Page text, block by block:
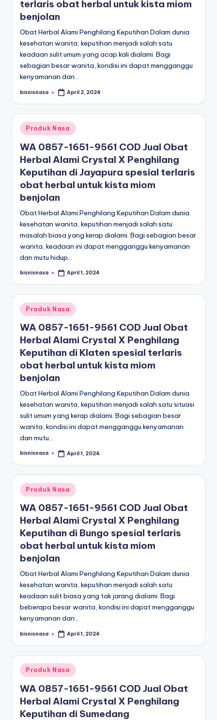
terlaris obat herbal untuk kista miom
benjolan
Obat Herbal Alami Penghilang Keputihan Dalam dunia
kesehatan wanita, keputihan menjadi salah satu
keadaan sulit umum yang acap kali dialami. Bagi
sebagian besar wanita, kondisi ini dapat mengganggu
kenyamanan dan…
Posted
bisnisnasa April 2, 2024
Posted
in
Produk Nasa
WA 0857-1651-9561 COD Jual Obat
Herbal Alami Crystal X Penghilang
Keputihan di Jayapura spesial terlaris
obat herbal untuk kista miom
benjolan
Obat Herbal Alami Penghilang Keputihan Dalam dunia
kesehatan wanita, keputihan menjadi salah satu
masalah biasa yang kerap dialami. Bagi sebagian besar
wanita, keadaan ini dapat mengganggu kenyamanan
dan mutu hidup…
Posted
bisnisnasa April 1, 2024
Posted
in
Produk Nasa
WA 0857-1651-9561 COD Jual Obat
Herbal Alami Crystal X Penghilang
Keputihan di Klaten spesial terlaris
obat herbal untuk kista miom
benjolan
Obat Herbal Alami Penghilang Keputihan Dalam dunia
kesehatan wanita, keputihan menjadi salah satu situasi
sulit umum yang kerap dialami. Bagi sebagian besar
wanita, kondisi ini dapat mengganggu kenyamanan
dan mutu…
Posted
bisnisnasa April 1, 2024
Posted
in
Produk Nasa
WA 0857-1651-9561 COD Jual Obat
Herbal Alami Crystal X Penghilang
Keputihan di Bungo spesial terlaris
obat herbal untuk kista miom
benjolan
Obat Herbal Alami Penghilang Keputihan Dalam dunia
kesehatan wanita, keputihan menjadi salah satu
keadaan sulit biasa yang tak jarang dialami. Bagi
beberapa besar wanita, kondisi ini dapat mengganggu
kenyamanan dan…
Posted
bisnisnasa April 1, 2024
Posted
in
Produk Nasa
WA 0857-1651-9561 COD Jual Obat
Herbal Alami Crystal X Penghilang
Keputihan di Sumedang